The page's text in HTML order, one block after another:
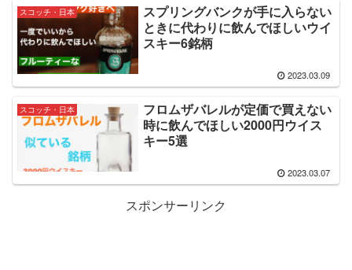
スコッチ・日本
スプリングバンクが手に入らない
ときに代わりに飲んでほしいウイ
スキー6銘柄
2023.03.09
スコッチ・日本
フロムザバレルが定価で買えない
時に飲んでほしい2000円ウイス
キー5選
2023.03.07
スポンサーリンク